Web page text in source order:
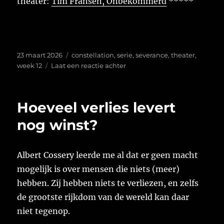
Geplaatst
op
23 maart 2026 Tags
constellation,serie,severance,theater,
week 12
Laat een reactie achterop
2026
Hoeveel verlies levert
nog winst?
Albert Cossery leerde me al dat er geen macht
mogelijk is over mensen die niets (meer)
hebben. Zij hebben niets te verliezen, en zelfs
de grootste rijkdom van de wereld kan daar
niet tegenop.